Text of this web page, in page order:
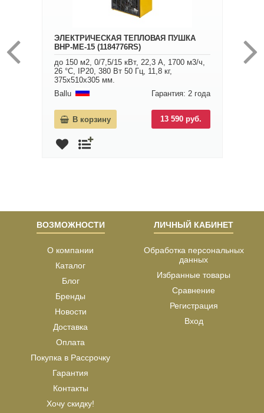
ЭЛЕКТРИЧЕСКАЯ ТЕПЛОВАЯ ПУШКА
BHP-ME-15 (1184776RS)
до 150 м2, 0/7,5/15 кВт, 22,3 А, 1700 м3/ч,
26 °С, IP20, 380 Вт 50 Гц, 11,8 кг,
375х510х305 мм.
Ballu
Гарантия: 2 года
13 590 руб.
В корзину
ВОЗМОЖНОСТИ
О компании
Каталог
Блог
Бренды
Новости
Доставка
Оплата
Покупка в Рассрочку
Гарантия
Контакты
Хочу скидку!
ЛИЧНЫЙ КАБИНЕТ
Обработка персональных
данных
Избранные товары
Сравнение
Регистрация
Вход